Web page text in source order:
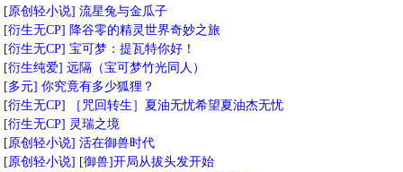
[原创轻小说] 流星兔与金瓜子
[衍生无CP] 降谷零的精灵世界奇妙之旅
[衍生无CP] 宝可梦：提瓦特你好！
[衍生纯爱] 远隔（宝可梦竹光同人）
[多元] 你究竟有多少狐狸？
[衍生无CP]
［咒回转生］夏油无忧希望夏油杰无忧
[衍生无CP] 灵瑞之境
[原创轻小说] 活在御兽时代
[原创轻小说] [御兽]开局从拔头发开始